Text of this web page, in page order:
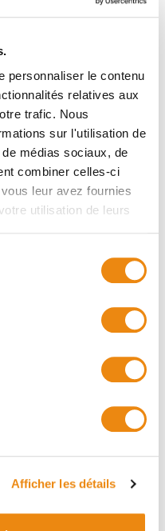
personnaliser le contenu
relatives aux
trafic. Nous
sur l'utilisation de
médias sociaux, de
combiner celles-ci
leur avez fournies
utilisation de leurs
Afficher les détails
groupes
cuisine et au jardin ;
des enjeux sociaux,
de l’alimentation.